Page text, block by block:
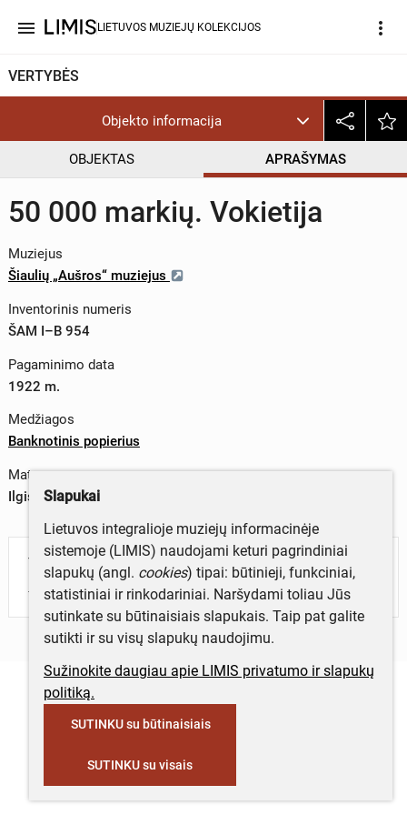
menu LIETUVOS MUZIEJŲ KOLEKCIJOS more_vert
VERTYBĖS
Objekto informacija
OBJEKTAS APRAŠYMAS
50 000 markių. Vokietija
Muziejus
Šiaulių „Aušros“ muziejus
Inventorinis numeris
ŠAM I–B 954
Pagaminimo data
1922 m.
Medžiagos
Banknotinis popierius
Matmenys
Ilgis x plotis – 187 x 107 mm
Turite daugiau informacijos apie objektą?
Parašykite mums!
Slapukai
Lietuvos integralioje muziejų informacinėje
sistemoje (LIMIS) naudojami keturi pagrindiniai
slapukų (angl. cookies) tipai: būtinieji, funkciniai,
statistiniai ir rinkodariniai. Naršydami toliau Jūs
sutinkate su būtinaisiais slapukais. Taip pat galite
sutikti ir su visų slapukų naudojimu.
Sužinokite daugiau apie LIMIS privatumo ir slapukų
politiką.
SUTINKU su būtinaisiais
SUTINKU su visais